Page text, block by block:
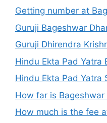
Getting number at
Guruji Bageshwar
Guruji Dhirendra
Hindu Ekta Pad Yatra
Hindu Ekta Pad Yatra
How far is Bageshwar
How much is the fee